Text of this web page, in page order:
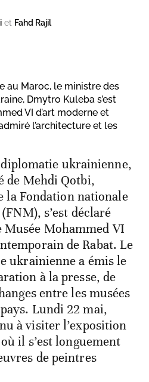
et Fahd Rajil
au Maroc, le ministre des
Dmytro Kuleba s’est
VI d’art moderne et
l’architecture et les
ukrainienne,
de Mehdi Qotbi,
la Fondation nationale
s’est déclaré
Mohammed VI
de Rabat. Le
ukrainienne a émis le
à la presse, de
entre les musées
Lundi 22 mai,
à visiter l’exposition
il s’est longuement
de peintres